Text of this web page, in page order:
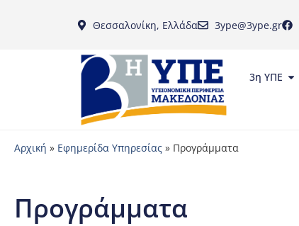
Θεσσαλονίκη, Ελλάδα 3ype@3ype.gr
3η ΥΠΕ
Αρχική » Εφημερίδα Υπηρεσίας » Προγράμματα
Προγράμματα